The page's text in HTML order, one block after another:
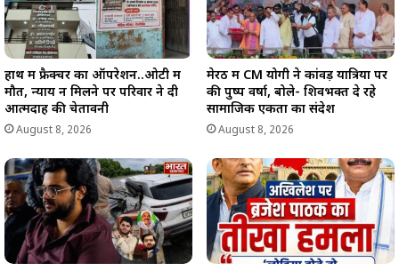
हाथ में फ्रैक्चर का ऑपरेशन..ओटी में
मौत, न्याय न मिलने पर परिवार ने दी
आत्मदाह की चेतावनी
August 8, 2026
मेरठ में CM योगी ने कांवड़ यात्रियों पर
की पुष्प वर्षा, बोले- शिवभक्त दे रहे
सामाजिक एकता का संदेश
August 8, 2026